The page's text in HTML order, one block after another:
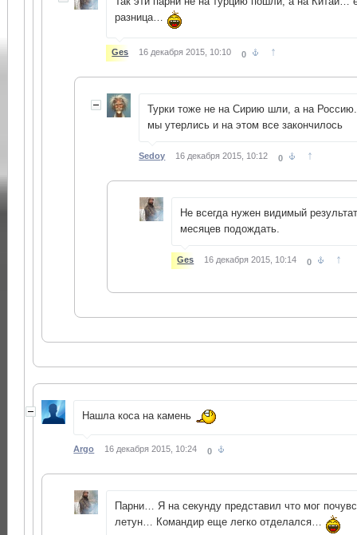
разница…
Ges 16 декабря 2015, 10:10 0 ↑
Турки тоже не на Сирию шли, а на
мы утерлись и на этом все закончилось
Sedoy 16 декабря 2015, 10:12 0 ↑
Не всегда нужен видимый
месяцев подождать.
Ges 16 декабря 2015, 10:14 0 ↑
Нашла коса на камень
Argo 16 декабря 2015, 10:24 0
Парни… Я на секунду представил что мог
летун… Командир еще легко отделался…